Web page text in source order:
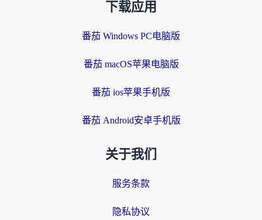
下载应用
番茄 Windows PC电脑版
番茄 macOS苹果电脑版
番茄 ios苹果手机版
番茄 Android安卓手机版
关于我们
服务条款
隐私协议